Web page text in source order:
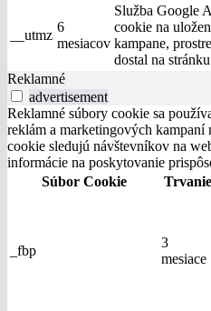
__utmz
6
mesiacov
Služba Google
cookie na
kampane,
dostal na
Reklamné
advertisement
Reklamné súbory cookie sa
reklám a marketingových kampaní
cookie sledujú návštevníkov na
informácie na poskytovanie
Súbor Cookie
Trvanie
_fbp
3
mesiace